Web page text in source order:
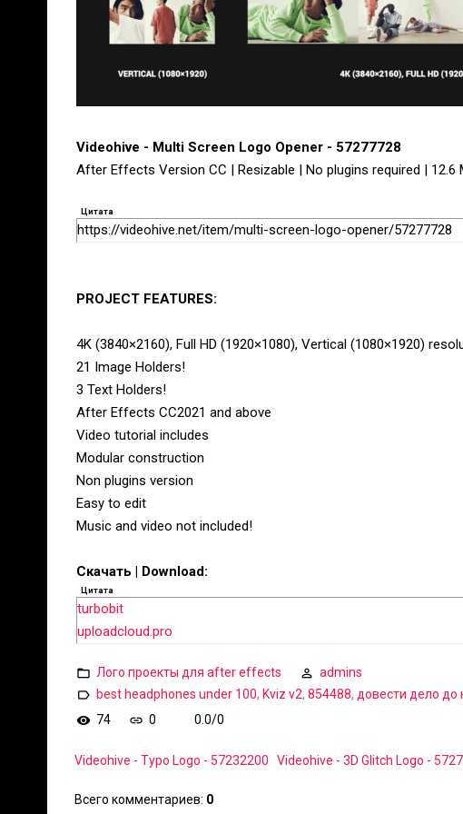
Videohive - Multi Screen Logo Opener - 57277728
After Effects Version CC | Resizable | No plugins required | 12.6
Цитата
https://videohive.net/item/multi-screen-logo-opener/57277728
PROJECT FEATURES:
4K (3840×2160), Full HD (1920×1080), Vertical (1080×1920)
21 Image Holders!
3 Text Holders!
After Effects CC2021 and above
Video tutorial includes
Modular construction
Non plugins version
Easy to edit
Music and video not included!
Скачать | Download:
Цитата
turbobit
uploadcloud.pro
Лого проекты для after effects
admins
best headphones under 100, Kviz v2, 854488, довести дело до
74
0 0.0/0
Videohive - Typo Logo - 57232200 Videohive - 3D Glitch Logo -
Всего комментариев: 0